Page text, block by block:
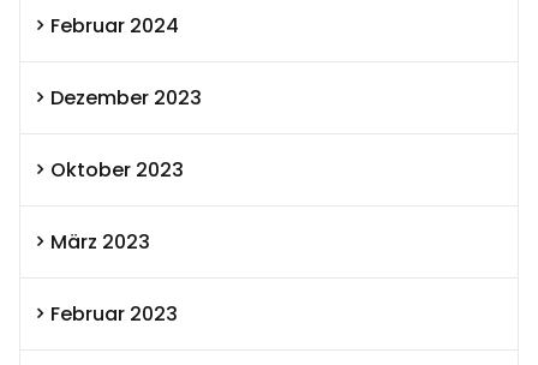
Februar 2024
Dezember 2023
Oktober 2023
März 2023
Februar 2023